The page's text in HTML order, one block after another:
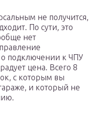
не получится,
По сути, это
нет
подключении к ЧПУ
цена. Всего 8
с которым вы
и который не